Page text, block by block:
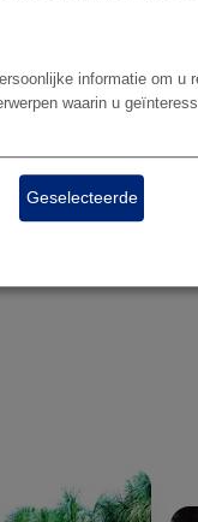
informatie om u
waarin u
Geselecteerde